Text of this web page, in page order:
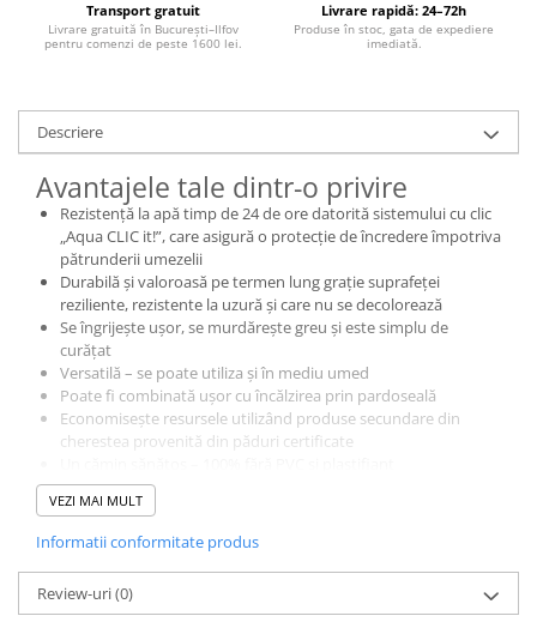
Transport gratuit
Livrare gratuită în București–Ilfov
pentru comenzi de peste 1600 lei.
Livrare rapidă: 24–72h
Produse în stoc, gata de expediere
imediată.
Descriere
Avantajele tale dintr-o privire
Rezistență la apă timp de 24 de ore datorită sistemului cu clic
„Aqua CLIC it!”, care asigură o protecție de încredere împotriva
pătrunderii umezelii
Durabilă și valoroasă pe termen lung grație suprafeței
reziliente, rezistente la uzură și care nu se decolorează
Se îngrijește ușor, se murdărește greu și este simplu de
curățat
Versatilă – se poate utiliza și în mediu umed
Poate fi combinată ușor cu încălzirea prin pardoseală
Economisește resursele utilizând produse secundare din
cherestea provenită din păduri certificate
Un raport calitate-preț excelent
Descoperiți NatureSense Aqua – pardoseala laminată care vă
îmbogățește casa. Datorită sistemului de montaj rezistent la apă
Aqua CLIC it!, este perfectă pentru casa dumneavoastră. Fie că
este montat în baie sau în bucătărie, sistemul cu clic asigură
protecție de încredere împotriva pătrunderii umezelii și
VEZI MAI MULT
Informatii conformitate produs
Review-uri(0)